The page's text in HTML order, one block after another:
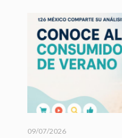
09/07/2026